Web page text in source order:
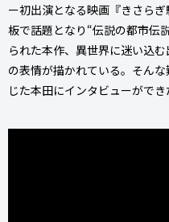
ー初出演となる映画『きさら
板で話題となり“伝説の都市伝
られた本作、異世界に迷い込
の表情が描かれている。そん
じた本田にインタビューができ